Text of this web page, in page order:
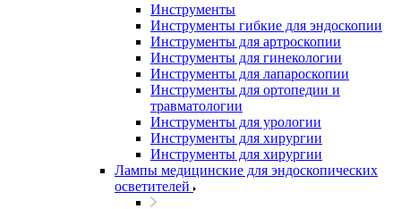
Инструменты
Инструменты гибкие для эндоскопии
Инструменты для артроскопии
Инструменты для гинекологии
Инструменты для лапароскопии
Инструменты для ортопедии и
травматологии
Инструменты для урологии
Инструменты для хирургии
Инструменты для хирургии
Лампы медицинские для эндоскопических
осветителей